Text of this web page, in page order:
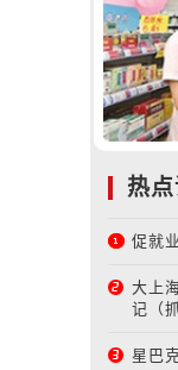
热
促就
大上
记（
星巴